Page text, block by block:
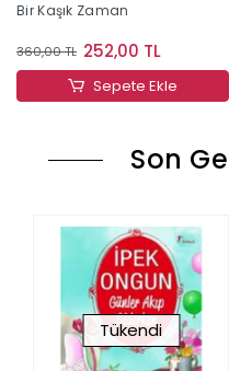
Bir Kaşık Zaman
360,00 TL 252,00 TL
Sepete Ekle
Son
Tükendi